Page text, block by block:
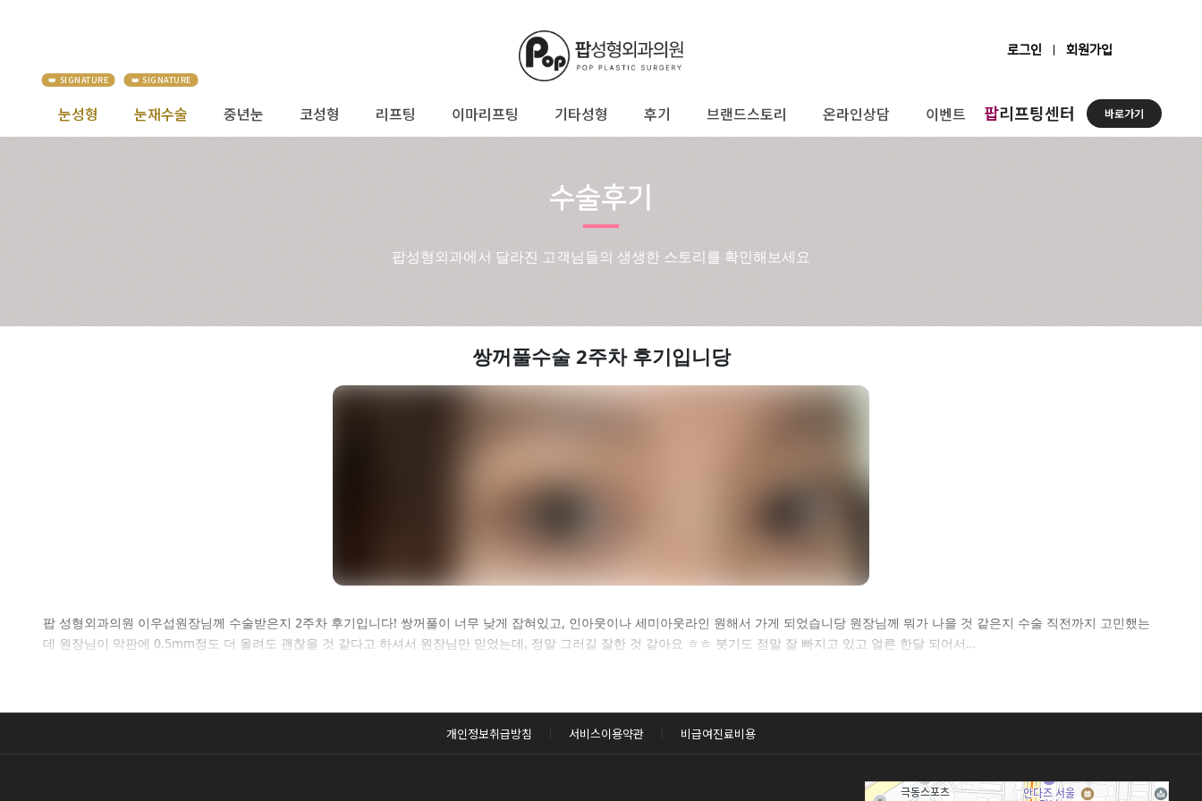
로그인 회원가입
눈성형 눈재수술 중년눈 코성형 리프팅 이마리프팅 기타성형 후기 브랜드스토리 온라인상담 이벤트 팝리프팅센터 바로가기
수술후기
팝성형외과에서 달라진 고객님들의 생생한 스토리를 확인해보세요
쌍꺼풀수술 2주차 후기입니당
셀카후기 전체 내용은
로그인 후 확인하실 수 있습니다.
팝 성형외과의원 이우섭원장님께 수술받은지 2주차 후기입니다! 쌍꺼풀이 너무 낮게 잡혀있고, 인아웃이나 세미아웃라인 원해서 가게 되었습니당 원장님께 뭐가 나을 것 같은지 수술 직전까지 고민했는
데 원장님이 막판에 0.5mm정도 더 올려도 괜찮을 것 같다고 하셔서 원장님만 믿었는데, 정말 그러길 잘한 것 같아요 ㅎㅎ 붓기도 정말 잘 빠지고 있고 얼른 한달 되어서…
개인정보취급방침 서비스이용약관 비급여진료비용